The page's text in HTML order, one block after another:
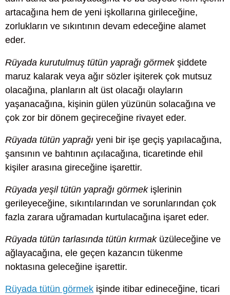
artacağına hem de yeni işkollarına girileceğine,
zorlukların ve sıkıntının devam edeceğine alamet
eder.
Rüyada kurutulmuş tütün yaprağı görmekşiddete
maruz kalarak veya ağır sözler işiterek çok mutsuz
olacağına, planların alt üst olacağı olayların
yaşanacağına, kişinin gülen yüzünün solacağına ve
çok zor bir dönem geçireceğine rivayet eder.
Rüyada tütün yaprağı yeni bir işe geçiş yapılacağına,
şansının ve bahtının açılacağına, ticaretinde ehil
kişiler arasına gireceğine işarettir.
Rüyada yeşil tütün yaprağı görmekişlerinin
gerileyeceğine, sıkıntılarından ve sorunlarından çok
fazla zarara uğramadan kurtulacağına işaret eder.
Rüyada tütün tarlasında tütün kırmaküzüleceğine ve
ağlayacağına, ele geçen kazancın tükenme
noktasına geleceğine işarettir.
Rüyada tütün görmek işinde itibar edineceğine, ticari